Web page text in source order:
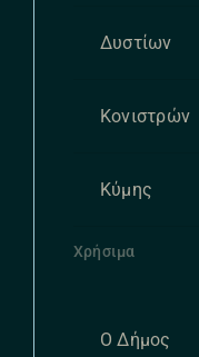
Δυστίων
Κονιστρών
Κύμης
Χρήσιμα
Ο Δήμος